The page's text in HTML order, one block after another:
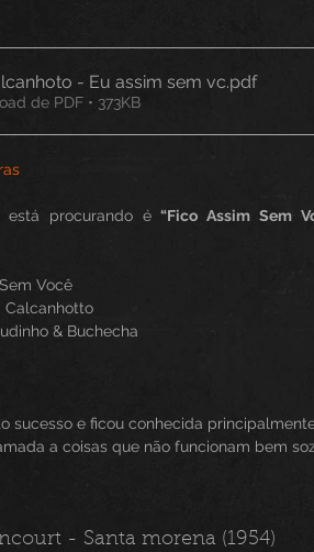
- Eu assim sem vc.pdf
de PDF • 373KB
está procurando é “Fico Assim Sem
Você
Calcanhotto
& Buchecha
sucesso e ficou conhecida
a coisas que não funcionam bem
- Santa morena (1954)